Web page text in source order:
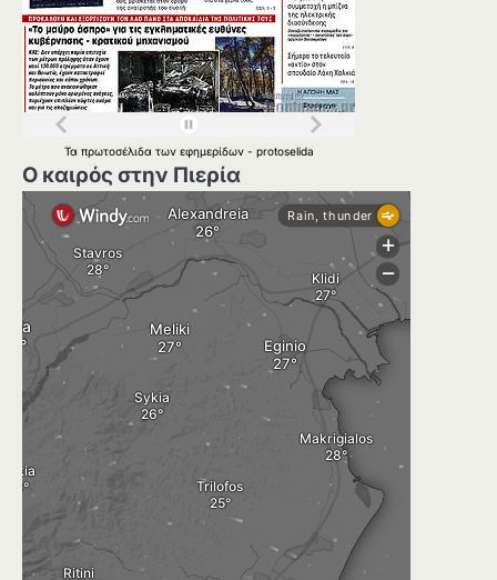
Τα πρωτοσέλιδα των εφημερίδων - protoselida
Ο καιρός στην Πιερία